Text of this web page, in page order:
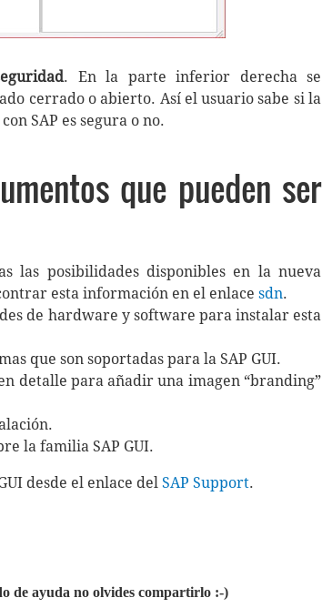
. En la parte inferior derecha se
cerrado o abierto. Así el usuario sabe si la
SAP es segura o no.
que pueden ser
las posibilidades disponibles en la nueva
esta información en el enlace sdn.
de hardware y software para instalar esta
que son soportadas para la SAP GUI.
detalle para añadir una imagen “branding”
la familia SAP GUI.
desde el enlace del SAP Support.
de ayuda no olvides compartirlo :-)